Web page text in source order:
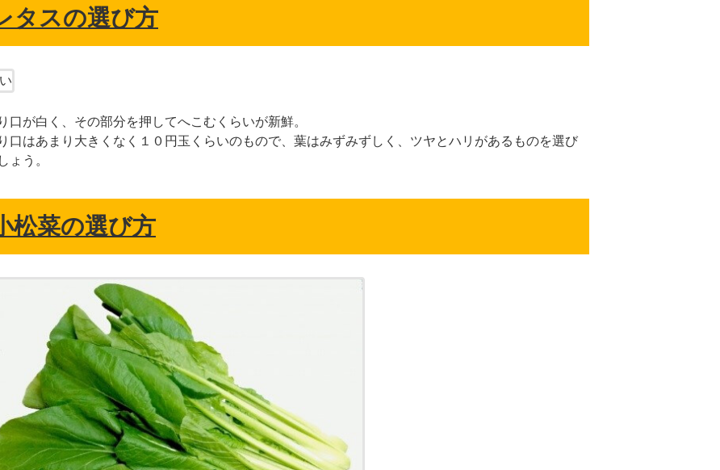
タスの選び方
口が白く、その部分を押してへこむくらいが新鮮。
口はあまり大きくなく１０円玉くらいのもので、葉はみずみずしく、ツヤとハリがあるものを選び
ょう。
松菜の選び方